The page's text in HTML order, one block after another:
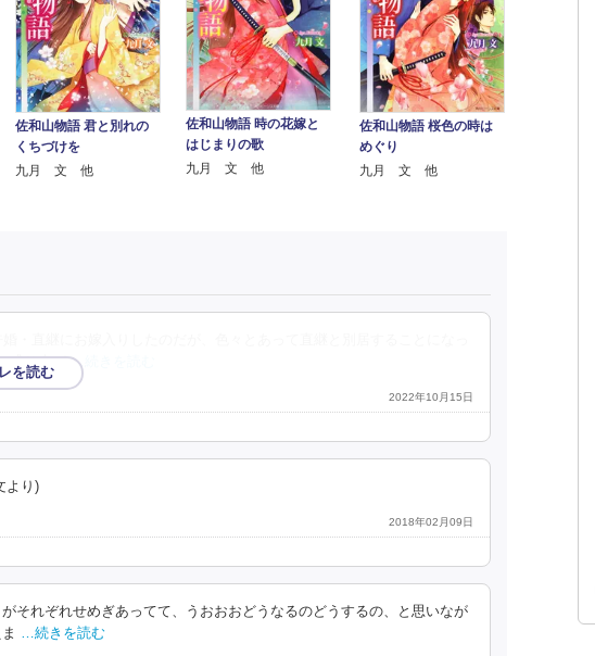
佐和山物語 君と別れの
くちづけを
九月 文 他
佐和山物語 時の花嫁と
はじまりの歌
九月 文 他
佐和山物語 桜色の時は
めぐり
九月 文 他
盛り上が …続きを読む
2022年10月15日
より)
2018年02月09日
それぞれせめぎあってて、うおおおどうなるのどうするの、と思いなが
…続きを読む